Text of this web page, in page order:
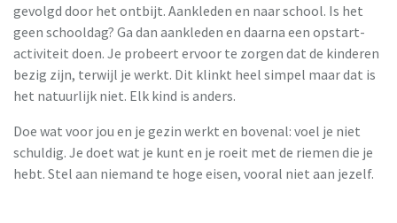
gevolgd door het ontbijt. Aankleden en naar school. Is het
geen schooldag? Ga dan aankleden en daarna een opstart-
activiteit doen. Je probeert ervoor te zorgen dat de kinderen
bezig zijn, terwijl je werkt. Dit klinkt heel simpel maar dat is
het natuurlijk niet. Elk kind is anders.
Doe wat voor jou en je gezin werkt en bovenal: voel je niet
schuldig. Je doet wat je kunt en je roeit met de riemen die je
hebt. Stel aan niemand te hoge eisen, vooral niet aan jezelf.